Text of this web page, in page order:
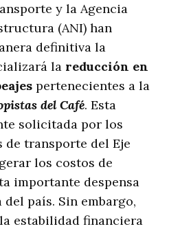
y la Agencia
(ANI) han
definitiva la
la reducción en
pertenecientes a la
del Café. Esta
solicitada por los
transporte del Eje
los costos de
importante despensa
país. Sin embargo,
estabilidad financiera